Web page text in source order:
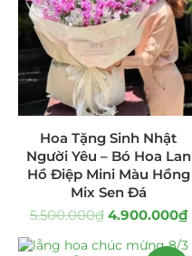
Hoa Tặng Sinh Nhật
Người Yêu – Bó Hoa Lan
Hồ Điệp Mini Màu Hồng
Mix Sen Đá
5.500.000₫ 4.900.000₫